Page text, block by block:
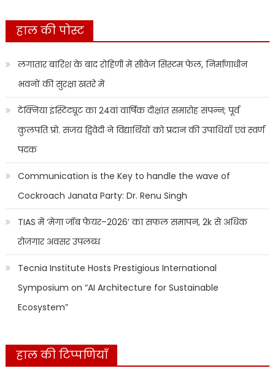
हाल की पोस्ट
लगातार बारिश के बाद रोहिणी में सीवेज सिस्टम फेल, निर्माणाधीन
भवनों की सुरक्षा खतरे में
टेक्निया इंस्टिट्यूट का 24वां वार्षिक दीक्षांत समारोह संपन्न; पूर्व
कुलपति प्रो. संजय द्विवेदी ने विद्यार्थियों को प्रदान की उपाधियाँ एवं स्वर्ण
पदक
Communication is the Key to handle the wave of
Cockroach Janata Party: Dr. Renu Singh
TIAS में ‘मेगा जॉब फेयर–2026’ का सफल समापन, 2k से अधिक
रोजगार अवसर उपलब्ध
Tecnia Institute Hosts Prestigious International
Symposium on “AI Architecture for Sustainable
Ecosystem”
हाल की टिप्पणियाँ